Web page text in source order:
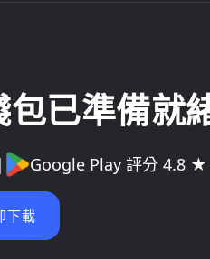
包已準備就
| Google Play 評分 4.8 ★
下載